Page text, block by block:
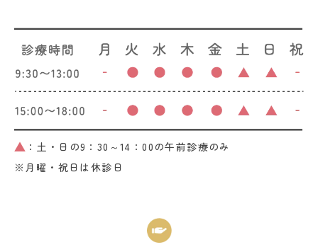
：土・日の9：30～14：00の午前診療のみ
※月曜・祝日は休診日